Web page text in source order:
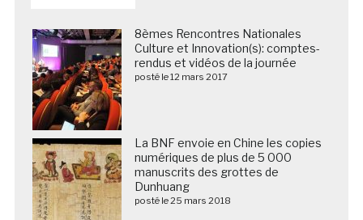
8èmes Rencontres Nationales
Culture et Innovation(s): comptes-
rendus et vidéos de la journée
posté le 12 mars 2017
La BNF envoie en Chine les copies
numériques de plus de 5 000
manuscrits des grottes de
Dunhuang
posté le 25 mars 2018